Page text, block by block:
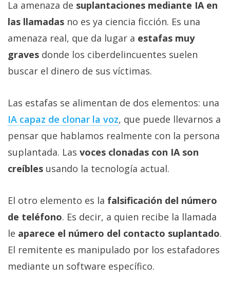
La amenaza de suplantaciones mediante IA en
las llamadas no es ya ciencia ficción. Es una
amenaza real, que da lugar a estafas muy
graves donde los ciberdelincuentes suelen
buscar el dinero de sus víctimas.
Las estafas se alimentan de dos elementos: una
IA capaz de clonar la voz‎, que puede llevarnos a
pensar que hablamos realmente con la persona
suplantada. Las voces clonadas con IA son
creíbles usando la tecnología actual.
El otro elemento es la falsificación del número
de teléfono. Es decir, a quien recibe la llamada
le aparece el número del contacto suplantado.
El remitente es manipulado por los estafadores
mediante un software específico.